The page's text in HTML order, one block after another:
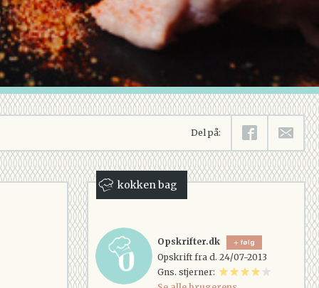
Del på:
kokken bag
Opskrifter.dk følg
Opskrift fra d. 24/07-2013
Gns. stjerner: